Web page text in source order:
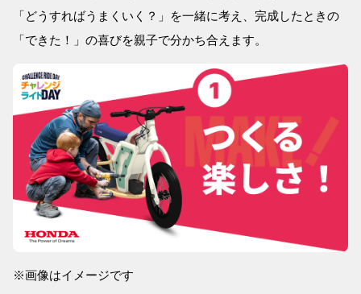
「どうすればうまくいく？」を一緒に考え、完成したときの
「できた！」の喜びを親子で分かち合えます。
※画像はイメージです